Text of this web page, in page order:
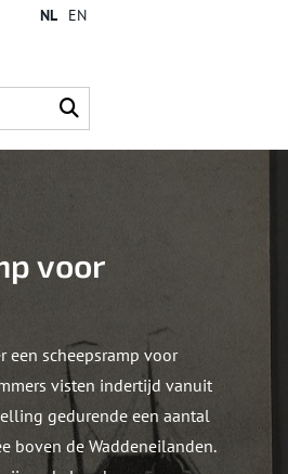
NL EN
voor
een scheepsramp voor
visten indertijd vanuit
gedurende een aantal
boven de Waddeneilanden.